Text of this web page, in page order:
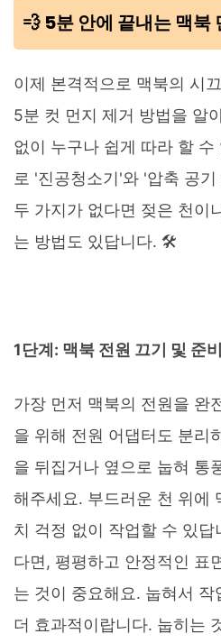
💨 5분 안에 끝내는 맥북
이제 본격적으로 맥북의 시
5분 컷 먼지 제거 방법을 알
없이 누구나 쉽게 따라 할
로 '진공청소기'와 '압축 공
두 가지가 없다면 젖은 천이
는 방법도 있답니다. 🛠️
1단계: 맥북 전원 끄기 및 준비
가장 먼저 맥북의 전원을 완
을 위해 전원 어댑터도 분리
을 뒤집거나 옆으로 눕혀 통
해주세요. 부드러운 천 위에
치 걱정 없이 작업할 수 있답
다면, 평평하고 안정적인 표
는 것이 중요해요. 눕혀서
더 효과적이랍니다. 눕히는